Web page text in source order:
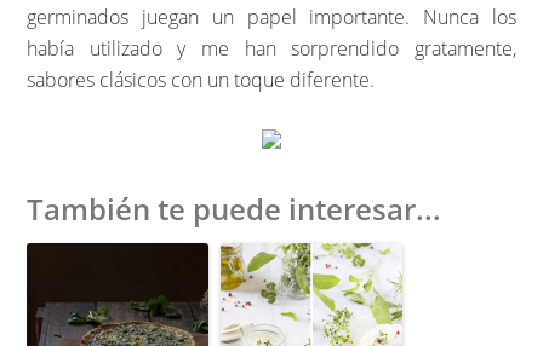
germinados juegan un papel importante. Nunca los
había utilizado y me han sorprendido gratamente,
sabores clásicos con un toque diferente.
También te puede interesar...